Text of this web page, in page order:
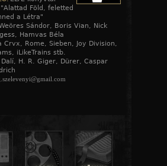
"Alattad Föld, feletted
a Létra"
Sándor, Boris Vian, Nick
Hamvas Béla
Crvx, Rome, Sieben, Joy Division,
iLikeTrains stb.
Dalí, H. R. Giger, Dürer, Caspar